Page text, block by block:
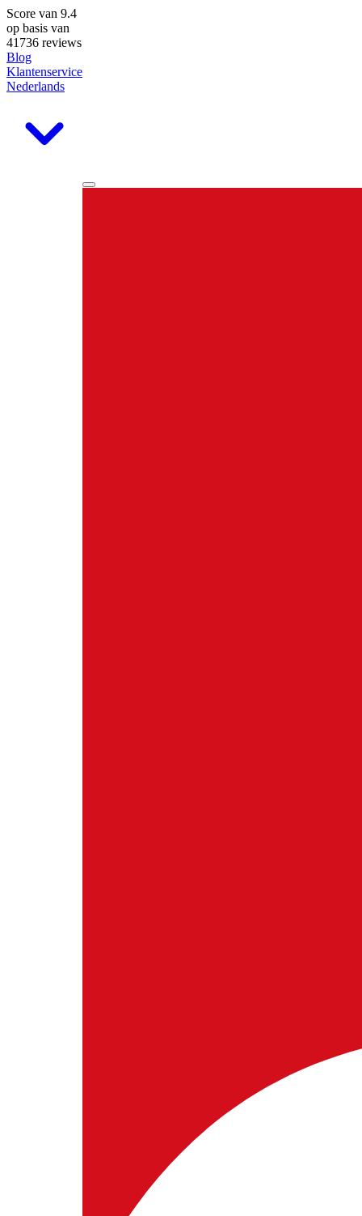
Score van 9.4
op basis van
41736 reviews
Blog
Klantenservice
Nederlands